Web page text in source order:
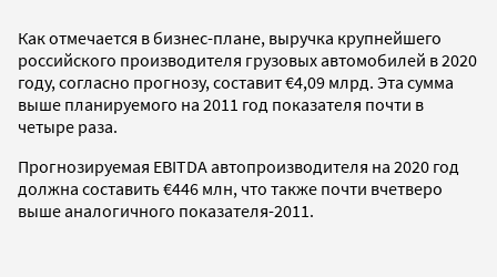
Как отмечается в бизнес-плане, выручка крупнейшего
российского производителя грузовых автомобилей в 2020
году, согласно прогнозу, составит €4,09 млрд. Эта сумма
выше планируемого на 2011 год показателя почти в
четыре раза.
Прогнозируемая EBITDA автопроизводителя на 2020 год
должна составить €446 млн, что также почти вчетверо
выше аналогичного показателя-2011.